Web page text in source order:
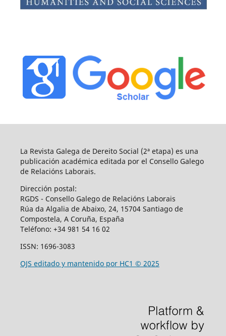
La Revista Galega de Dereito Social (2ª etapa) es una
publicación académica editada por el Consello Galego
de Relacións Laborais.
Dirección postal:
RGDS - Consello Galego de Relacións Laborais
Rúa da Algalia de Abaixo, 24, 15704 Santiago de
Compostela, A Coruña, España
Teléfono: +34 981 54 16 02
ISSN: 1696-3083
OJS editado y mantenido por HC1 © 2025